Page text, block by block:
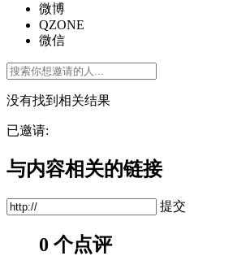
微博
QZONE
微信
没有找到相关结果
已邀请:
与内容相关的链接
提交
0 个点评